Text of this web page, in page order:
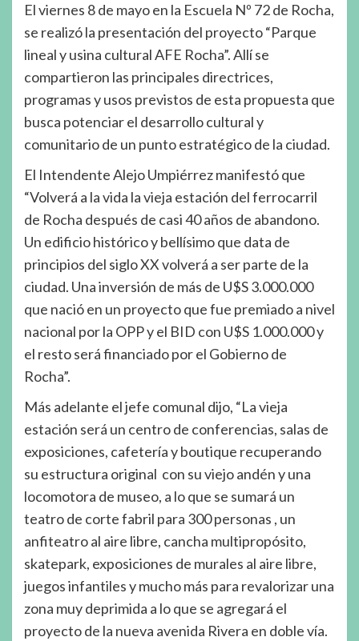
El viernes 8 de mayo en la Escuela Nº 72 de Rocha,
se realizó la presentación del proyecto “Parque
lineal y usina cultural AFE Rocha”. Allí se
compartieron las principales directrices,
programas y usos previstos de esta propuesta que
busca potenciar el desarrollo cultural y
comunitario de un punto estratégico de la ciudad.
El Intendente Alejo Umpiérrez manifestó que
“Volverá a la vida la vieja estación del ferrocarril
de Rocha después de casi 40 años de abandono.
Un edificio histórico y bellísimo que data de
principios del siglo XX volverá a ser parte de la
ciudad. Una inversión de más de U$S 3.000.000
que nació en un proyecto que fue premiado a nivel
nacional por la OPP y el BID con U$S 1.000.000 y
el resto será financiado por el Gobierno de
Rocha”.
Más adelante el jefe comunal dijo, “La vieja
estación será un centro de conferencias, salas de
exposiciones, cafetería y boutique recuperando
su estructura original con su viejo andén y una
locomotora de museo, a lo que se sumará un
teatro de corte fabril para 300 personas , un
anfiteatro al aire libre, cancha multipropósito,
skatepark, exposiciones de murales al aire libre,
juegos infantiles y mucho más para revalorizar una
zona muy deprimida a lo que se agregará el
proyecto de la nueva avenida Rivera en doble vía.